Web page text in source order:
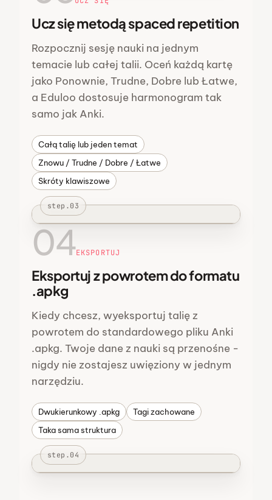
Ucz się metodą spaced repetition
Rozpocznij sesję nauki na jednym
temacie lub całej talii. Oceń każdą kartę
jako Ponownie, Trudne, Dobre lub Łatwe,
a Eduloo dostosuje harmonogram tak
samo jak Anki.
Całą talię lub jeden temat
Znowu / Trudne / Dobre / Łatwe
Skróty klawiszowe
step.03
04EKSPORTUJ
Eksportuj z powrotem do formatu
.apkg
Kiedy chcesz, wyeksportuj talię z
powrotem do standardowego pliku Anki
.apkg. Twoje dane z nauki są przenośne -
nigdy nie zostajesz uwięziony w jednym
narzędziu.
Dwukierunkowy .apkg
Tagi zachowane
Taka sama struktura
step.04